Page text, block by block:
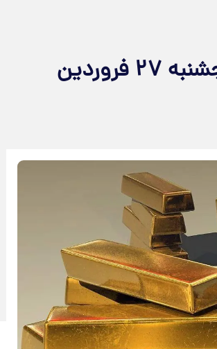
پیش‌بینی قیمت سکه و طلا فردا پنجشنبه ۲۷ فروردین